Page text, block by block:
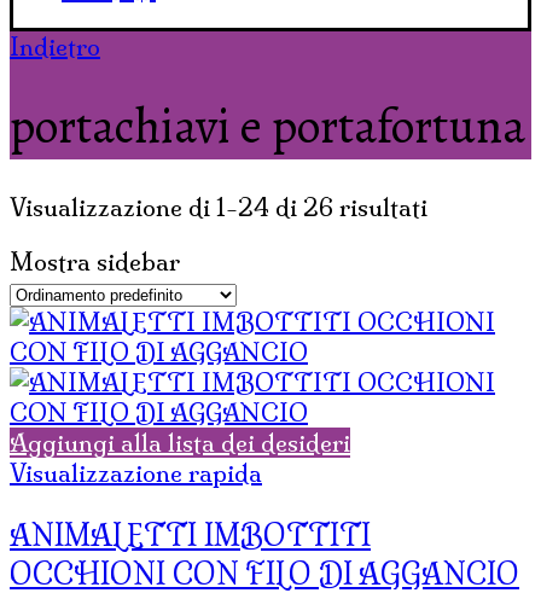
Indietro
portachiavi e portafortuna
Visualizzazione di 1-24 di 26 risultati
Mostra sidebar
Aggiungi alla lista dei desideri
Visualizzazione rapida
ANIMALETTI IMBOTTITI
OCCHIONI CON FILO DI AGGANCIO